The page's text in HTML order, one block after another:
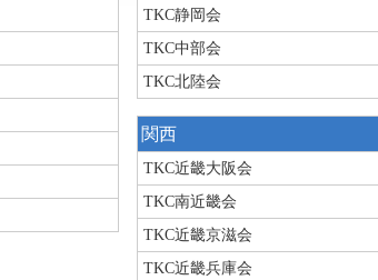
TKC静岡会
TKC中部会
TKC北陸会
関西
TKC近畿大阪会
TKC南近畿会
TKC近畿京滋会
TKC近畿兵庫会